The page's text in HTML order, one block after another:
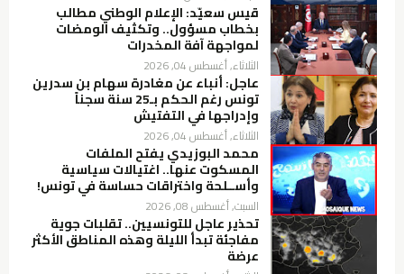
قيس سعيّد: الإعلام الوطني مطالب
بخطاب مسؤول.. وتكثيف الومضات
لمواجهة آفة المخدرات
الثلاثاء, أغسطس 04, 2026
عاجل: أنباء عن مغادرة سهام بن سدرين
تونس رغم الحكم بـ25 سنة سجناً
وإدراجها في التفتيش
الثلاثاء, أغسطس 04, 2026
محمد البوزيدي يفتح الملفات
المسكوت عنها.. اغتيالات سياسية
وأســلحة واختراقات حساسة في تونس!
السبت, أغسطس 08, 2026
تحذير عاجل للتونسيين.. تقلبات جوية
مفاجئة تبدأ الليلة وهذه المناطق الأكثر
عرضة